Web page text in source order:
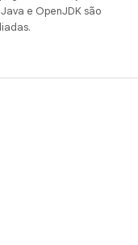
Java e OpenJDK são